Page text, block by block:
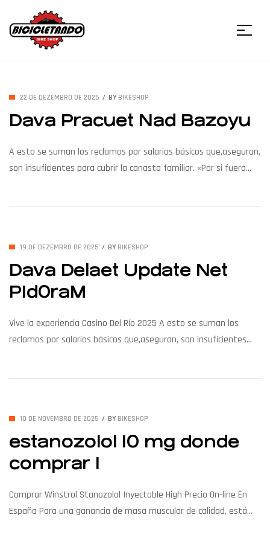
Bicicletando
Bike
Shop
Menu
22 DE DEZEMBRO DE 2025 BY BIKESHOP
Dava Pracuet Nad Bazoyu
A esto se suman los reclamos por salarios básicos que,aseguran,
son insuficientes para cubrir la canasta familiar. «Por si fuera
laboral […]
19 DE DEZEMBRO DE 2025 BY BIKESHOP
Dava Delaet Update Net
P1d0raM
Vive la experiencia Casino Del Río 2025 A esto se suman los
reclamos por salarios básicos que,aseguran, son insuficientes
10 DE NOVEMBRO DE 2025 BY BIKESHOP
estanozolol 10 mg donde
comprar 1
Comprar Winstrol Stanozolol Inyectable High Precio On-line En
España Para una ganancia de masa muscular de calidad, está